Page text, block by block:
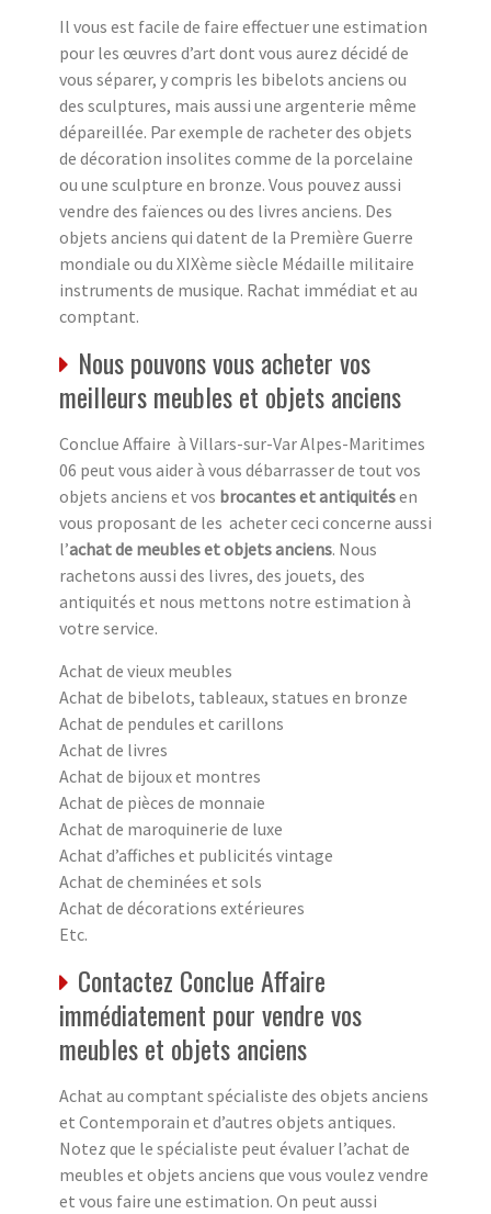
Il vous est facile de faire effectuer une estimation
pour les œuvres d’art dont vous aurez décidé de
vous séparer, y compris les bibelots anciens ou
des sculptures, mais aussi une argenterie même
dépareillée. Par exemple de racheter des objets
de décoration insolites comme de la porcelaine
ou une sculpture en bronze. Vous pouvez aussi
vendre des faïences ou des livres anciens. Des
objets anciens qui datent de la Première Guerre
mondiale ou du XIXème siècle Médaille militaire
instruments de musique. Rachat immédiat et au
comptant.
Nous pouvons vous acheter vos
meilleurs meubles et objets anciens
Conclue Affaire à Villars-sur-Var Alpes-Maritimes
06 peut vous aider à vous débarrasser de tout vos
objets anciens et vos brocantes et antiquitésen
vous proposant de les acheter ceci concerne aussi
l’achat de meubles et objets anciens. Nous
rachetons aussi des livres, des jouets, des
antiquités et nous mettons notre estimation à
votre service.
Achat de vieux meubles
Achat de bibelots, tableaux, statues en bronze
Achat de pendules et carillons
Achat de livres
Achat de bijoux et montres
Achat de pièces de monnaie
Achat de maroquinerie de luxe
Achat d’affiches et publicités vintage
Achat de cheminées et sols
Achat de décorations extérieures
Etc.
Contactez Conclue Affaire
immédiatement pour vendre vos
meubles et objets anciens
Achat au comptant spécialiste des objets anciens
et Contemporain et d’autres objets antiques.
Notez que le spécialiste peut évaluer l’achat de
meubles et objets anciens que vous voulez vendre
et vous faire une estimation. On peut aussi